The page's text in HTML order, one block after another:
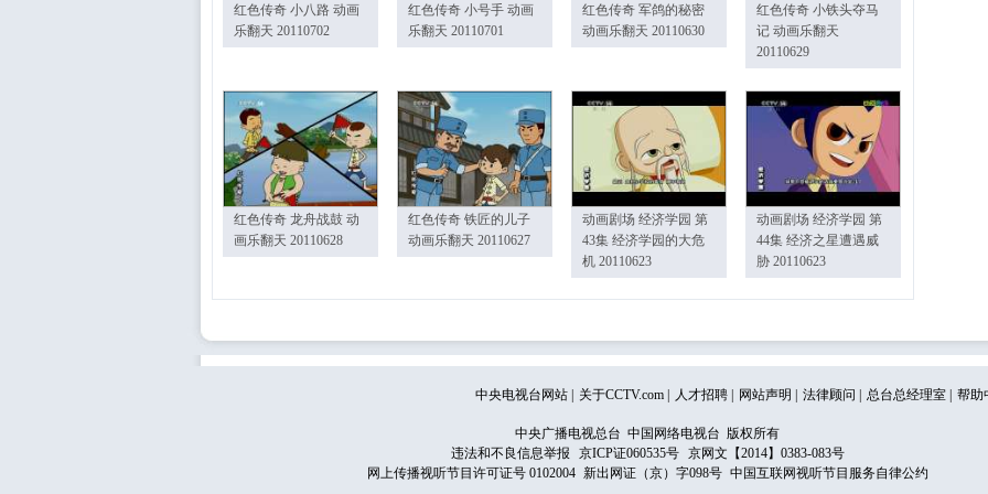
红色传奇 小八路 动画
乐翻天 20110702
红色传奇 小号手 动画
乐翻天 20110701
红色传奇 军鸽的秘密
动画乐翻天 20110630
红色传奇 小铁头夺马
记 动画乐翻天
20110629
红色传奇 龙舟战鼓 动
画乐翻天 20110628
红色传奇 铁匠的儿子
动画乐翻天 20110627
动画剧场 经济学园 第
43集 经济学园的大危
机 20110623
动画剧场 经济学园 第
44集 经济之星遭遇威
胁 20110623
中央电视台网站 关于CCTV.com 人才招聘 网站声明 法律顾问 总台总经理室 帮助
中央广播电视总台 中国网络电视台 版权所有
违法和不良信息举报
京ICP证060535号
京网文【2014】0383-083号
网上传播视听节目许可证号 0102004 新出网证（京）字098号 中国互联网视听节目服务自律公约